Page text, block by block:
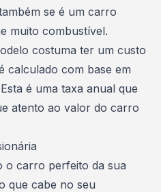
se é um carro
muito combustível.
costuma ter um custo
calculado com base em
é uma taxa anual que
atento ao valor do carro
o carro perfeito da sua
que cabe no seu